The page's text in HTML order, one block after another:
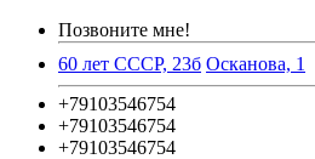
Позвоните мне!
60 лет СССР, 23б Осканова, 1
+79103546754
+79103546754
+79103546754